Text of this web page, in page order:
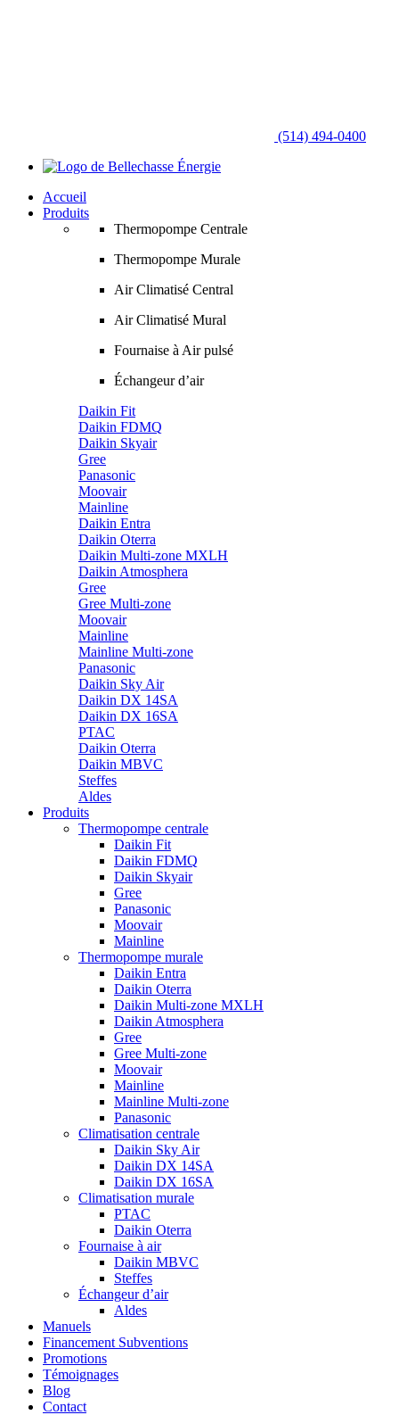
(514) 494-0400
Accueil
Produits
Thermopompe Centrale
Thermopompe Murale
Air Climatisé Central
Air Climatisé Mural
Fournaise à Air pulsé
Échangeur d’air
Daikin Fit
Daikin FDMQ
Daikin Skyair
Gree
Panasonic
Moovair
Mainline
Daikin Entra
Daikin Oterra
Daikin Multi-zone MXLH
Daikin Atmosphera
Gree
Gree Multi-zone
Moovair
Mainline
Mainline Multi-zone
Panasonic
Daikin Sky Air
Daikin DX 14SA
Daikin DX 16SA
PTAC
Daikin Oterra
Daikin MBVC
Steffes
Aldes
Produits
Thermopompe centrale
Daikin Fit
Daikin FDMQ
Daikin Skyair
Gree
Panasonic
Moovair
Mainline
Thermopompe murale
Daikin Entra
Daikin Oterra
Daikin Multi-zone MXLH
Daikin Atmosphera
Gree
Gree Multi-zone
Moovair
Mainline
Mainline Multi-zone
Panasonic
Climatisation centrale
Daikin Sky Air
Daikin DX 14SA
Daikin DX 16SA
Climatisation murale
PTAC
Daikin Oterra
Fournaise à air
Daikin MBVC
Steffes
Échangeur d’air
Aldes
Manuels
Financement Subventions
Promotions
Témoignages
Blog
Contact